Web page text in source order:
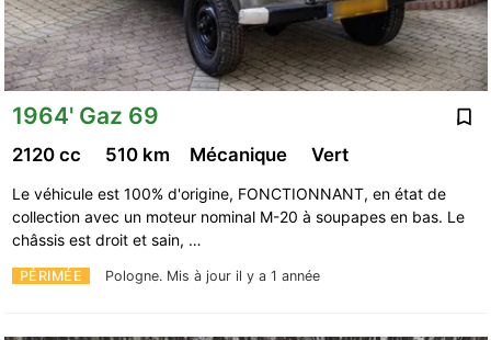
1964' Gaz 69
PÉRIMÉE Pologne. Mis à jour il y a 1 année
2120 cc 510 km Mécanique Vert
Le véhicule est 100% d'origine, FONCTIONNANT, en état de
collection avec un moteur nominal M-20 à soupapes en bas. Le
châssis est droit et sain, …